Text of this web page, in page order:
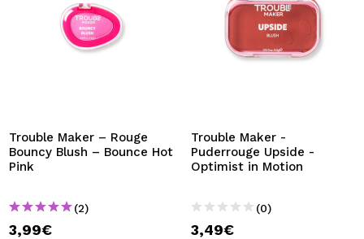
Trouble Maker – Rouge
Bouncy Blush – Bounce Hot
Pink
(2)
3,99€
Trouble Maker -
Puderrouge Upside -
Optimist in Motion
(0)
3,49€